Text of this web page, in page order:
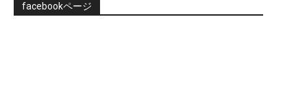
facebookページ